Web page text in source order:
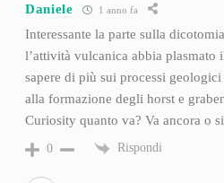
Daniele 1 anno fa
Interessante la parte sulla
l’attività vulcanica abbia plasmato
sapere di più sui processi
alla formazione degli horst e
Curiosity quanto va? Va ancora o
0 Rispondi